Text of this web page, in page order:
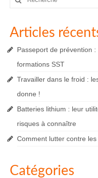
Articles
Passeport de prévention
formations SST
Travailler dans le froid :
donne !
Batteries lithium : leur
risques à connaître
Comment lutter contre
Catégories